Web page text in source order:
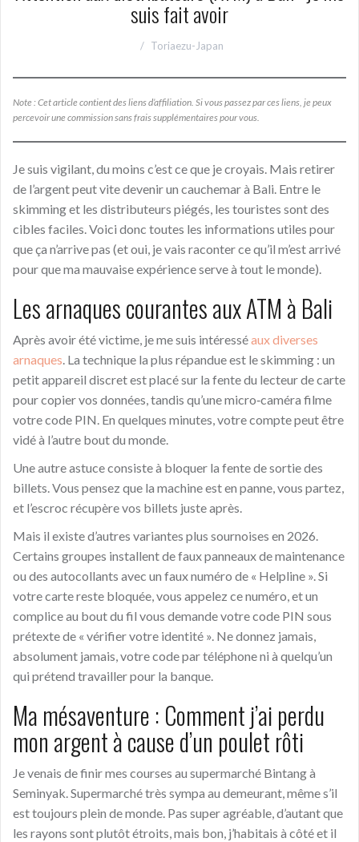
suis fait avoir
Toriaezu-Japan
Note : Cet article contient des liens d’affiliation. Si vous passez par ces liens, je peux
percevoir une commission sans frais supplémentaires pour vous.
Je suis vigilant, du moins c’est ce que je croyais. Mais retirer
de l’argent peut vite devenir un cauchemar à Bali. Entre le
skimming et les distributeurs piégés, les touristes sont des
cibles faciles. Voici donc toutes les informations utiles pour
que ça n’arrive pas (et oui, je vais raconter ce qu’il m’est arrivé
pour que ma mauvaise expérience serve à tout le monde).
Les arnaques courantes aux ATM à Bali
Après avoir été victime, je me suis intéresséaux diverses
arnaques. La technique la plus répandue est le skimming : un
petit appareil discret est placé sur la fente du lecteur de carte
pour copier vos données, tandis qu’une micro‑caméra filme
votre code PIN. En quelques minutes, votre compte peut être
vidé à l’autre bout du monde.
Une autre astuce consiste à bloquer la fente de sortie des
billets. Vous pensez que la machine est en panne, vous partez,
et l’escroc récupère vos billets juste après.
Mais il existe d’autres variantes plus sournoises en 2026.
Certains groupes installent de faux panneaux de maintenance
ou des autocollants avec un faux numéro de « Helpline ». Si
votre carte reste bloquée, vous appelez ce numéro, et un
complice au bout du fil vous demande votre code PIN sous
prétexte de « vérifier votre identité ». Ne donnez jamais,
absolument jamais, votre code par téléphone ni à quelqu’un
qui prétend travailler pour la banque.
Ma mésaventure : Comment j’ai perdu
mon argent à cause d’un poulet rôti
Je venais de finir mes courses au supermarché Bintang à
Seminyak. Supermarché très sympa au demeurant, même s’il
est toujours plein de monde. Pas super agréable, d’autant que
les rayons sont plutôt étroits, mais bon, j’habitais à côté et il